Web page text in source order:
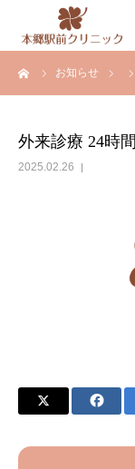
お知らせ
外来診療 24時
2025.02.26
クリニック案内
健康診断・人